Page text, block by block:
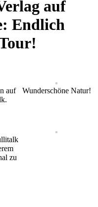
auf
Endlich
auf
Wunderschöne Natur!
zu